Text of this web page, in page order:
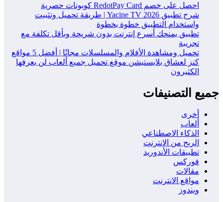
احصل على خصم RedotPay Card كوبونات حصرية
شرح تطبيق Yacine TV 2026 | طريقة تحميل وتثبيت
واستخدام التطبيق خطوة بخطوة
تطبيق يمنحك أسرع إنترنت بدون شريحة وبأقل تكلفة مع
تجريبة
تحميل ومشاهدة الأفلام والمسلسلات مجانًا | أفضل 5 مواقع
كنز لعشاق بلايستيشن موقع تحميل جميع ألعاب لن يعرفها
الكثيرون
جميع التصنيفات
أخرى
ألعاب
الذكاء الاصطناعي
الربح من الانترنت
تطبيقات الأندوريد
فوركس
مقالات
مواقع الانترنت
ويندوز